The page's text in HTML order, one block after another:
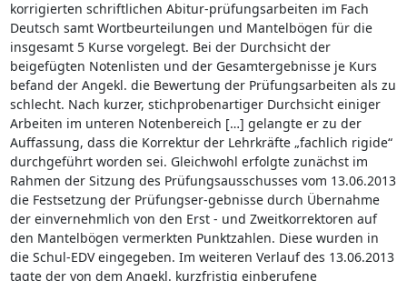
korrigierten schriftlichen Abitur-prüfungsarbeiten im Fach
Deutsch samt Wortbeurteilungen und Mantelbögen für die
insgesamt 5 Kurse vorgelegt. Bei der Durchsicht der
beigefügten Notenlisten und der Gesamtergebnisse je Kurs
befand der Angekl. die Bewertung der Prüfungsarbeiten als zu
schlecht. Nach kurzer, stichprobenartiger Durchsicht einiger
Arbeiten im unteren Notenbereich […] gelangte er zu der
Auffassung, dass die Korrektur der Lehrkräfte „fachlich rigide“
durchgeführt worden sei. Gleichwohl erfolgte zunächst im
Rahmen der Sitzung des Prüfungsausschusses vom 13.06.2013
die Festsetzung der Prüfungser-gebnisse durch Übernahme
der einvernehmlich von den Erst - und Zweitkorrektoren auf
den Mantelbögen vermerkten Punktzahlen. Diese wurden in
die Schul-EDV eingegeben. Im weiteren Verlauf des 13.06.2013
tagte der von dem Angekl. kurzfristig einberufene